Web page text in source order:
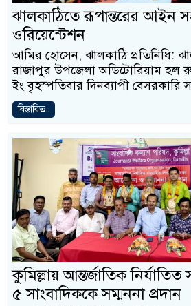
ঝালকাঠিতে রূপান্তরের আইন
ওরিয়েন্টেশন
আমির হোসেন, ঝালকাঠি প্রতিনিধি:
রাজাপুর উপজেলা অডিটোরিয়াম হল
ইং বৃহস্পতিবার দিনব্যাপী বেসরকারি
বিস্তারিত..
কুমিল্লায় আন্তর্জাতিক
৫ সাংবাদিককে সম্মননা প্রদান